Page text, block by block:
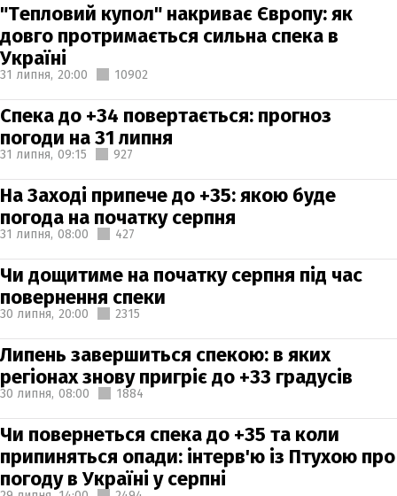
"Тепловий купол" накриває Європу: як
довго протримається сильна спека в
Україні
31 липня, 20:00 10902
Спека до +34 повертається: прогноз
погоди на 31 липня
31 липня, 09:15 927
На Заході припече до +35: якою буде
погода на початку серпня
31 липня, 08:00 427
Чи дощитиме на початку серпня під час
повернення спеки
30 липня, 20:00 2315
Липень завершиться спекою: в яких
регіонах знову пригріє до +33 градусів
30 липня, 08:00 1884
Чи повернеться спека до +35 та коли
припиняться опади: інтерв'ю із Птухою про
погоду в Україні у серпні